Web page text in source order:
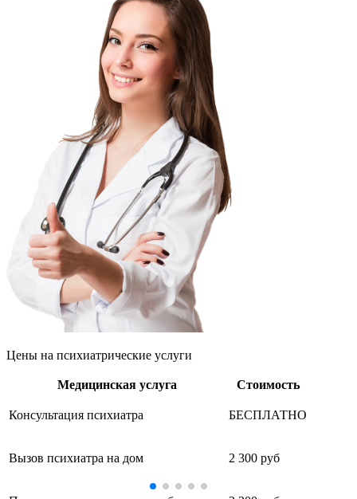
Цены на психиатрические услуги
Медицинская услуга Стоимость
Консультация психиатра БЕСПЛАТНО
Вызов психиатра на дом 2 300 руб